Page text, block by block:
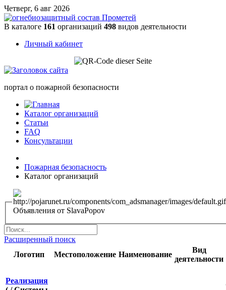
Четверг, 6 авг 2026
В каталоге 161 организаций 498 видов деятельности
Личный кабинет
портал о пожарной безопасности
Каталог организаций
Статьи
FAQ
Консультации
Пожарная безопасность
Каталог организаций
Объявления от SlavaPopov
Расширенный поиск
Логотип
Местоположение Наименование
Вид
деятельности
Реализация